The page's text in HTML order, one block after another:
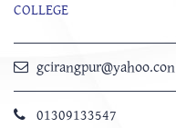
COLLEGE
gcirangpur@yahoo.con
01309133547